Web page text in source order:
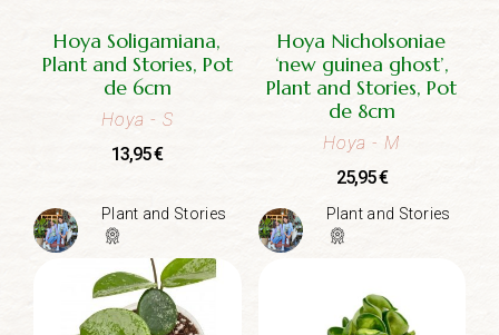
Hoya Soligamiana,
Plant and Stories, Pot
de 6cm
Hoya - S
13,95€
Hoya Nicholsoniae
‘new guinea ghost’,
Plant and Stories, Pot
de 8cm
Hoya - M
25,95€
Plant and Stories Plant and Stories